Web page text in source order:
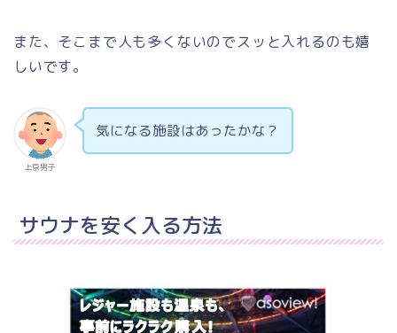
また、そこまで人も多くないのでスッと入れるのも嬉
しいです。
上京男子
気になる施設はあったかな？
サウナを安く入る方法